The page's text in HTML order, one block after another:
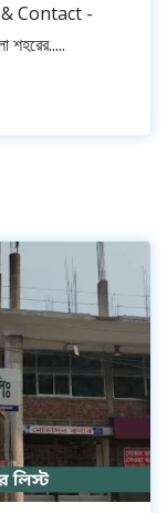
Contact -
শহরের.....